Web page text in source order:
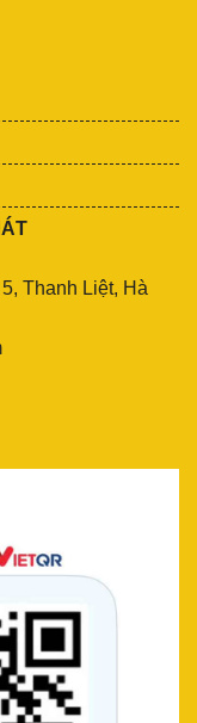
Thanh Liệt, Hà